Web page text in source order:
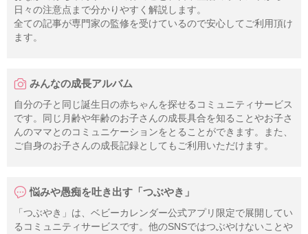
日々の注意点まで分かりやすく解説します。
全ての記事が専門家の監修を受けているので安心してご利用頂け
ます。
みんなの成長アルバム
自分の子と同じ誕生日の赤ちゃんを探せるコミュニティサービス
です。同じ月齢や年齢のお子さんの成長具合を知ることやお子さ
んのママとのコミュニケーションをとることができます。また、
ご自身のお子さんの成長記録としてもご利用いただけます。
悩みや愚痴を吐き出す「つぶやき」
「つぶやき」は、ベビーカレンダー公式アプリ限定で展開してい
るコミュニティサービスです。他のSNSではつぶやけないことや